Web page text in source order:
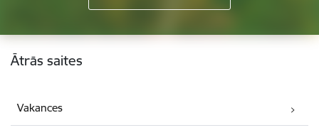
Kājene
Ātrās saites
Vakances